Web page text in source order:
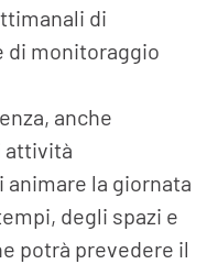
di
di monitoraggio
anche
attività
animare la giornata
degli spazi e
potrà prevedere il